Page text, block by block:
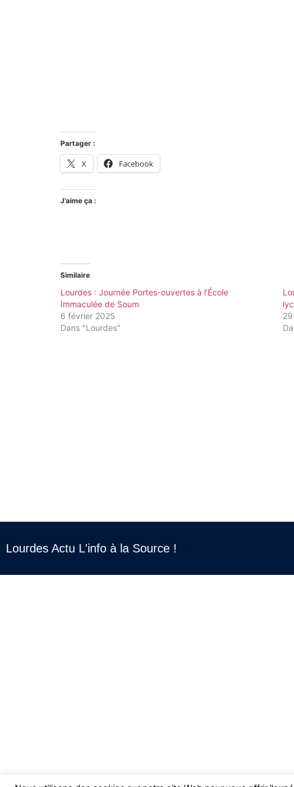
Partager :
X Facebook
J’aime ça :
Similaire
Lourdes : Journée Portes-ouvertes à l’École
Immaculée de Soum
6 février 2025
Dans "Lourdes"
Lourdes Actu L'info à la Source !